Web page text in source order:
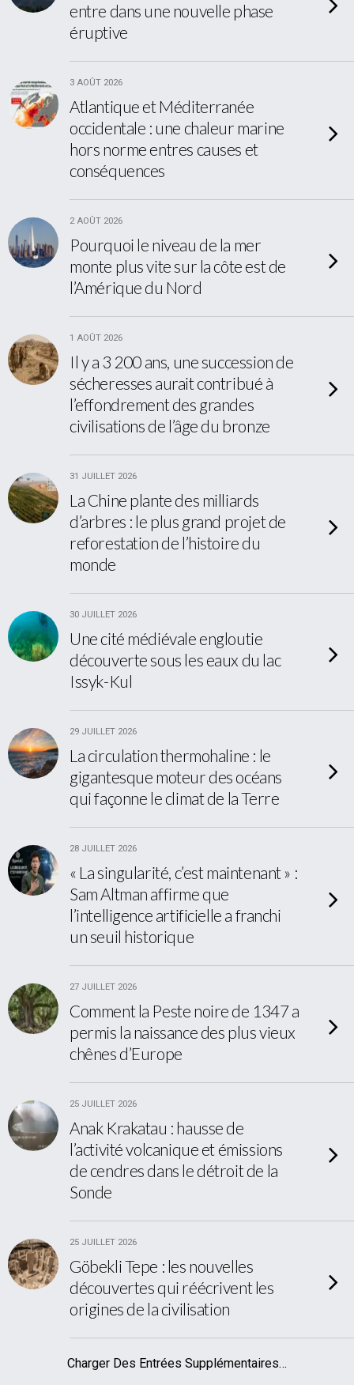
entre dans une nouvelle phase
éruptive
3 AOÛT 2026
Atlantique et Méditerranée
occidentale : une chaleur marine
hors norme entres causes et
conséquences
2 AOÛT 2026
Pourquoi le niveau de la mer
monte plus vite sur la côte est de
l’Amérique du Nord
1 AOÛT 2026
Il y a 3 200 ans, une succession de
sécheresses aurait contribué à
l’effondrement des grandes
civilisations de l’âge du bronze
31 JUILLET 2026
La Chine plante des milliards
d’arbres : le plus grand projet de
reforestation de l’histoire du
monde
30 JUILLET 2026
Une cité médiévale engloutie
découverte sous les eaux du lac
Issyk-Kul
29 JUILLET 2026
La circulation thermohaline : le
gigantesque moteur des océans
qui façonne le climat de la Terre
28 JUILLET 2026
« La singularité, c’est maintenant » :
Sam Altman affirme que
l’intelligence artificielle a franchi
un seuil historique
27 JUILLET 2026
Comment la Peste noire de 1347 a
permis la naissance des plus vieux
chênes d’Europe
25 JUILLET 2026
Anak Krakatau : hausse de
l’activité volcanique et émissions
de cendres dans le détroit de la
Sonde
25 JUILLET 2026
Göbekli Tepe : les nouvelles
découvertes qui réécrivent les
origines de la civilisation
Charger Des Entrées Supplémentaires…